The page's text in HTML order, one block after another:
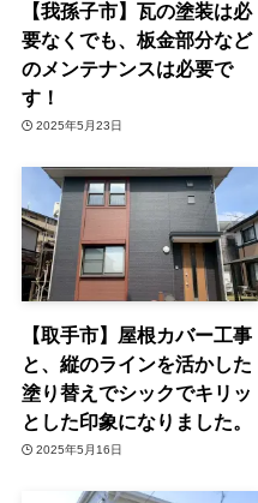
【我孫子市】瓦の塗装は必
要なくでも、板金部分など
のメンテナンスは必要で
す！
2025年5月23日
【取手市】屋根カバー工事
と、縦のラインを活かした
塗り替えでシックでキリッ
とした印象になりました。
2025年5月16日